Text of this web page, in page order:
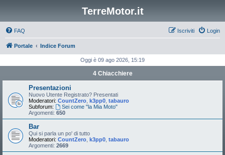
TerreMotor.it
FAQ Login
Iscriviti
Portale Indice Forum
Oggi è 09 ago 2026, 15:19
4 Chiacchiere
Presentazioni
Nuovo Utente Registrato? Presentati
Moderatori: CountZero k3pp0 tabauro
Subforum:
Sei come "la Mia Moto"
Argomenti: 650
Bar
Qui si parla un po' di tutto
Moderatori: CountZero k3pp0 tabauro
Argomenti: 2669